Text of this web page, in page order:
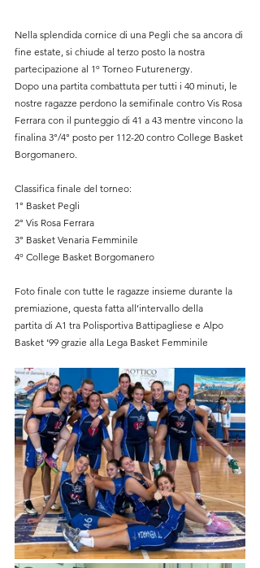
Nella splendida cornice di una Pegli che sa ancora di
fine estate, si chiude al terzo posto la nostra
partecipazione al 1º Torneo Futurenergy.
Dopo una partita combattuta per tutti i 40 minuti, le
nostre ragazze perdono la semifinale contro Vis Rosa
Ferrara con il punteggio di 41 a 43 mentre vincono la
finalina 3°/4° posto per 112-20 contro College Basket
Borgomanero.
Classifica finale del torneo:
1° Basket Pegli
2° Vis Rosa Ferrara
3° Basket Venaria Femminile
4º College Basket Borgomanero
Foto finale con tutte le ragazze insieme durante la
premiazione, questa fatta all’intervallo della
partita di A1 tra Polisportiva Battipagliese e Alpo
Basket ‘99 grazie alla Lega Basket Femminile